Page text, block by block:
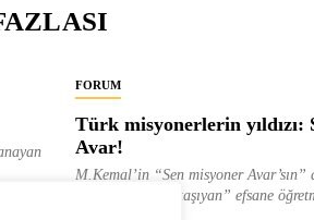
FORUM
Türk misyonerlerin yıldızı:
Avar!
M.Kemal’in “Sen misyoner Avar’sın”
ve “dağlara ışık taşıyan” efsane